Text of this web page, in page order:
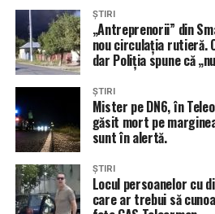
ȘTIRI
„Antreprenorii” din
nou circulația rutieră.
dar Poliția spune că
ȘTIRI
Mister pe DN6, în
găsit mort pe
sunt în alertă.
ȘTIRI
Locul persoanelor cu
care ar trebui să